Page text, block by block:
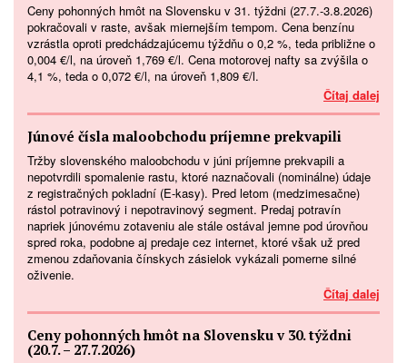
Ceny pohonných hmôt na Slovensku v 31. týždni (27.7.-3.8.2026)
pokračovali v raste, avšak miernejším tempom. Cena benzínu
vzrástla oproti predchádzajúcemu týždňu o 0,2 %, teda približne o
0,004 €/l, na úroveň 1,769 €/l. Cena motorovej nafty sa zvýšila o
4,1 %, teda o 0,072 €/l, na úroveň 1,809 €/l.
Čítaj dalej
Júnové čísla maloobchodu príjemne prekvapili
Tržby slovenského maloobchodu v júni príjemne prekvapili a
nepotvrdili spomalenie rastu, ktoré naznačovali (nominálne) údaje
z registračných pokladní (E-kasy). Pred letom (medzimesačne)
rástol potravinový i nepotravinový segment. Predaj potravín
napriek júnovému zotaveniu ale stále ostával jemne pod úrovňou
spred roka, podobne aj predaje cez internet, ktoré však už pred
zmenou zdaňovania čínskych zásielok vykázali pomerne silné
oživenie.
Čítaj dalej
Ceny pohonných hmôt na Slovensku v 30. týždni
(20.7. – 27.7.2026)